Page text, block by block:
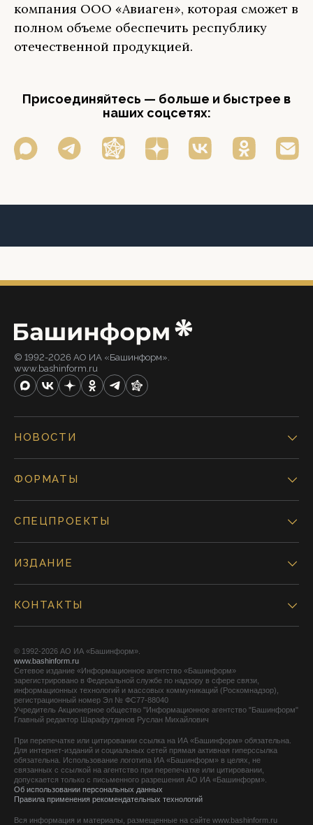
компания ООО «Авиаген», которая сможет в
полном объеме обеспечить республику
отечественной продукцией.
Присоединяйтесь — больше и быстрее в
наших соцсетях:
© 1992-2026 АО ИА «Башинформ».
www.bashinform.ru
НОВОСТИ
ФОРМАТЫ
СПЕЦПРОЕКТЫ
ИЗДАНИЕ
КОНТАКТЫ
© 1992-2026 АО ИА «Башинформ».
www.bashinform.ru
Сетевое издание «Информационное агентство «Башинформ»
зарегистрировано в Федеральной службе по надзору в сфере связи,
информационных технологий и массовых коммуникаций (Роскомнадзор),
регистрационный номер Эл № ФС77-88040
Учредитель Акционерное общество "Информационное агентство "Башинформ"
Главный редактор Шарафутдинов Руслан Михайлович
При перепечатке или цитировании ссылка на ИА «Башинформ» обязательна.
Для интернет-изданий и социальных сетей прямая активная гиперссылка
обязательна. Использование логотипа ИА «Башинформ» в целях, не
связанных с ссылкой на агентство при перепечатке или цитировании,
допускается только с письменного разрешения АО ИА «Башинформ».
Об использовании персональных данных
Правила применения рекомендательных технологий
Вся информация и материалы, размещенные на сайте www.bashinform.ru